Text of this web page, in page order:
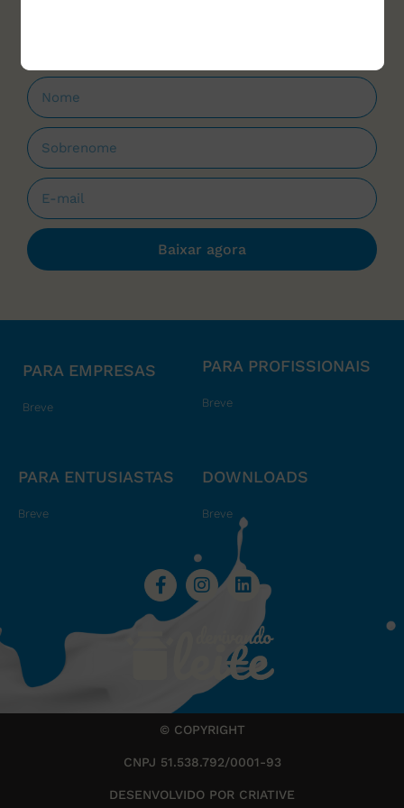
Baixar agora
PARA EMPRESAS
Breve
PARA PROFISSIONAIS
Breve
PARA ENTUSIASTAS
Breve
DOWNLOADS
Breve
© COPYRIGHT
CNPJ 51.538.792/0001-93
DESENVOLVIDO POR CRIATIVE